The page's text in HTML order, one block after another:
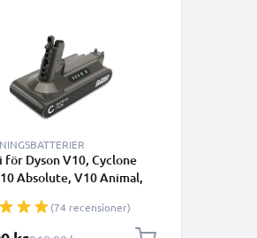
Dyson V10, Cyclone
Absolute, V10 Animal,
3000mAh - Endast
för typ B - Batteri med
(74 recensioner)